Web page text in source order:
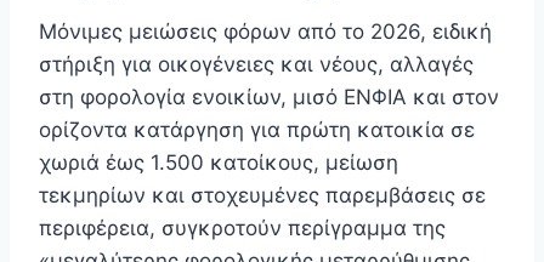
Μόνιμες μειώσεις φόρων από το 2026, ειδική
στήριξη για οικογένειες και νέους, αλλαγές
στη φορολογία ενοικίων, μισό ΕΝΦΙΑ και στον
ορίζοντα κατάργηση για πρώτη κατοικία σε
χωριά έως 1.500 κατοίκους, μείωση
τεκμηρίων και στοχευμένες παρεμβάσεις σε
περιφέρεια, συγκροτούν περίγραμμα της